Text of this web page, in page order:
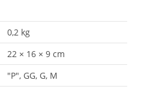
0,2 kg
22 × 16 × 9 cm
"P", GG, G, M